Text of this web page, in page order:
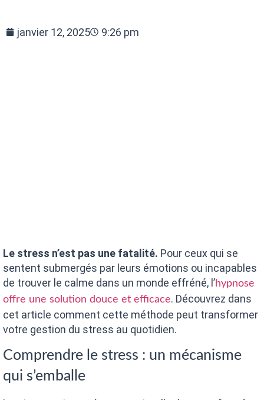
janvier 12, 2025 9:26 pm
Le stress n’est pas une fatalité. Pour ceux qui se
sentent submergés par leurs émotions ou incapables
de trouver le calme dans un monde effréné, l’hypnose
offre une solution douce et efficace. Découvrez dans
cet article comment cette méthode peut transformer
votre gestion du stress au quotidien.
Comprendre le stress : un mécanisme
qui s’emballe